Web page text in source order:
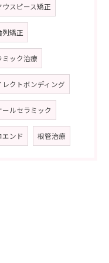
ウスピース矯正
列矯正
ミック治療
レクトボンディング
ールセラミック
エンド 根管治療